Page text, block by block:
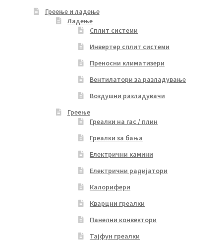
Греење и ладење
Ладење
Сплит системи
Инвертер сплит системи
Преносни климатизери
Вентилатори за разладување
Воздушни разладувачи
Греење
Греалки на гас / плин
Греалки за бања
Електрични камини
Електрични радијатори
Калорифери
Кварцни греалки
Панелни конвектори
Тајфун греалки